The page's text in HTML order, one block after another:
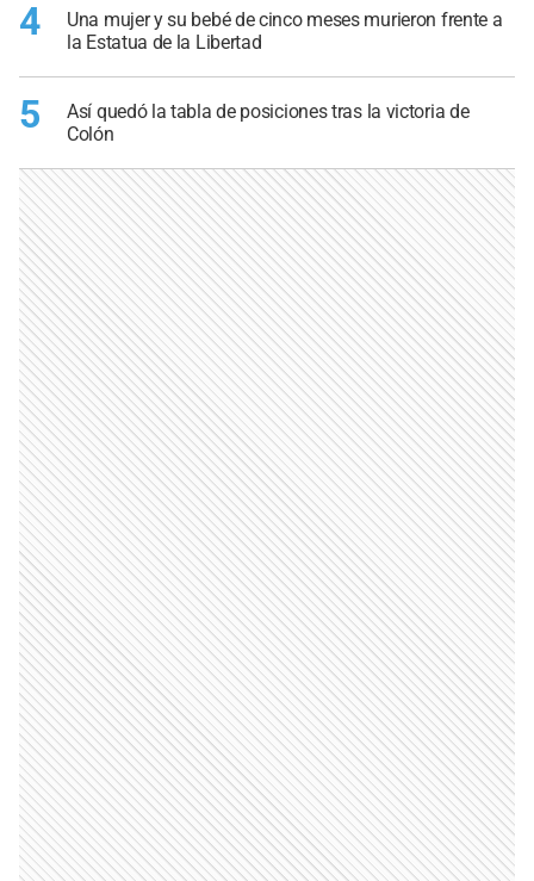
4
Una mujer y su bebé de cinco meses murieron frente a
la Estatua de la Libertad
5
Así quedó la tabla de posiciones tras la victoria de
Colón